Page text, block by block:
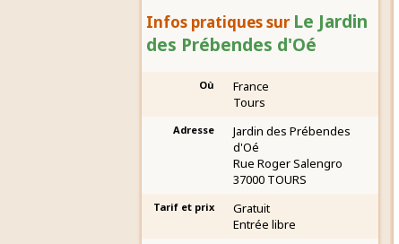
Infos pratiques sur Le Jardin
des Prébendes d'Oé
Où
France
Tours
Adresse
Jardin des Prébendes
d'Oé
Rue Roger Salengro
37000 TOURS
Tarif et prix
Gratuit
Entrée libre